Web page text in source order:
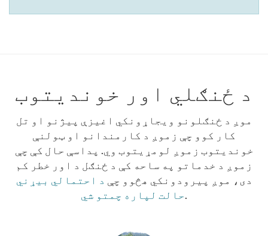
د ځنګلي اور خونديتوب
موږ د ځنګلونو ویجاړونکي اغیزې پیژنو او تل
کار کوو چې زموږ د کارمندانو او ټولنې
خوندیتوب زموږ لومړیتوب وي. پداسې حال کې چې
زموږ د خدماتو په ساحه کې د ځنګل د اور خطر کم
دی، موږ پیرودونکي هڅوو چې د احتمالي بیړني
حالت لپاره چمتو شي.